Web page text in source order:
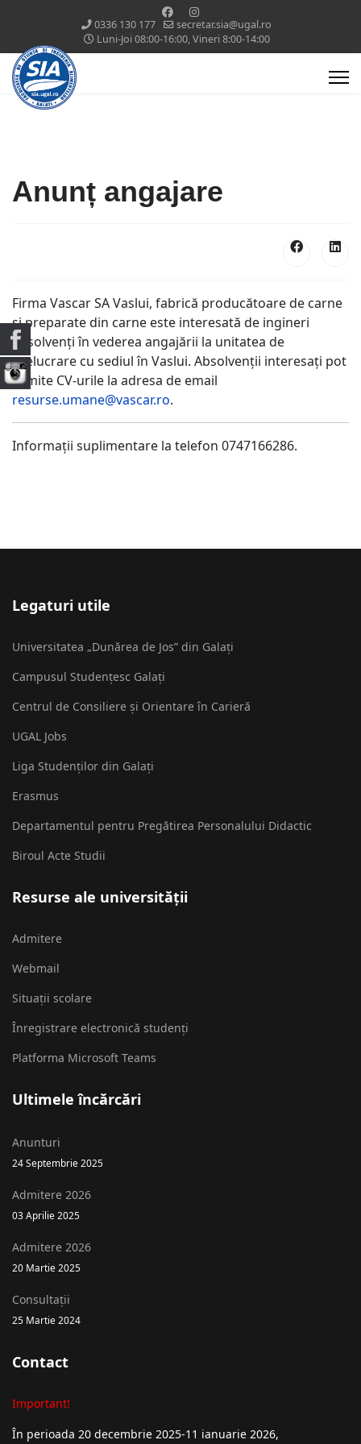
0336 130 177
secretar.sia@ugal.ro
Luni-Joi 08:00-16:00, Vineri 8:00-14:00
Anunț angajare
Firma Vascar SA Vaslui, fabrică producătoare de carne
și preparate din carne este interesată de ingineri
absolvenți în vederea angajării la unitatea de
prelucrare cu sediul în Vaslui. Absolvenții interesați pot
trimite CV-urile la adresa de email
resurse.umane@vascar.ro.
Informații suplimentare la telefon 0747166286.
Legaturi utile
Universitatea „Dunărea de Jos” din Galați
Campusul Studențesc Galați
Centrul de Consiliere și Orientare în Carieră
UGAL Jobs
Liga Studenților din Galați
Erasmus
Departamentul pentru Pregătirea Personalului Didactic
Biroul Acte Studii
Resurse ale universității
Admitere
Webmail
Situații scolare
Înregistrare electronică studenți
Platforma Microsoft Teams
Ultimele încărcări
Anunturi
24 Septembrie 2025
Admitere 2026
03 Aprilie 2025
Admitere 2026
20 Martie 2025
Consultații
25 Martie 2024
Contact
Important!
În perioada 20 decembrie 2025-11 ianuarie 2026,